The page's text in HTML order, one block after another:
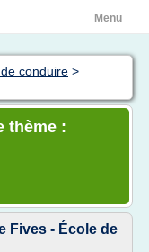
Menu
conduire >
thème :
Fives - École de